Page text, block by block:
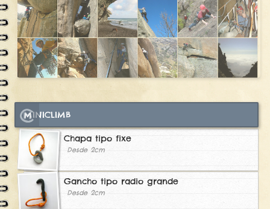
MINICLIMB
Chapa tipo fixe
Desde 2cm
Gancho tipo radio grande
Desde 2cm